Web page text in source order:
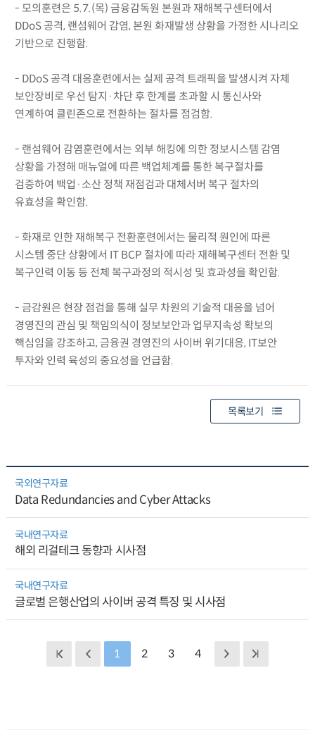
- 모의훈련은 5.7.(목) 금융감독원 본원과 재해복구센터에서
DDoS 공격, 랜섬웨어 감염, 본원 화재발생 상황을 가정한 시나리오
기반으로 진행함.
- DDoS 공격 대응훈련에서는 실제 공격 트래픽을 발생시켜 자체
보안장비로 우선 탐지·차단 후 한계를 초과할 시 통신사와
연계하여 클린존으로 전환하는 절차를 점검함.
- 랜섬웨어 감염훈련에서는 외부 해킹에 의한 정보시스템 감염
상황을 가정해 매뉴얼에 따른 백업체계를 통한 복구절차를
검증하여 백업·소산 정책 재점검과 대체서버 복구 절차의
유효성을 확인함.
- 화재로 인한 재해복구 전환훈련에서는 물리적 원인에 따른
시스템 중단 상황에서 IT BCP 절차에 따라 재해복구센터 전환 및
복구인력 이동 등 전체 복구과정의 적시성 및 효과성을 확인함.
- 금감원은 현장 점검을 통해 실무 차원의 기술적 대응을 넘어
경영진의 관심 및 책임의식이 정보보안과 업무지속성 확보의
핵심임을 강조하고, 금융권 경영진의 사이버 위기대응, IT보안
투자와 인력 육성의 중요성을 언급함.
목록보기
국외연구자료
Data Redundancies and Cyber Attacks
국내연구자료
해외 리걸테크 동향과 시사점
국내연구자료
글로벌 은행산업의 사이버 공격 특징 및 시사점
1 2 3 4